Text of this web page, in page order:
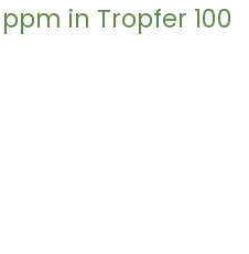
in Tropfer 100